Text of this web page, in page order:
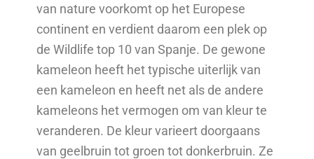
van nature voorkomt op het Europese
continent en verdient daarom een plek op
de Wildlife top 10 van Spanje. De gewone
kameleon heeft het typische uiterlijk van
een kameleon en heeft net als de andere
kameleons het vermogen om van kleur te
veranderen. De kleur varieert doorgaans
van geelbruin tot groen tot donkerbruin. Ze